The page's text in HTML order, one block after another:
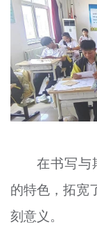
在书写与
的特色，拓宽
刻意义。